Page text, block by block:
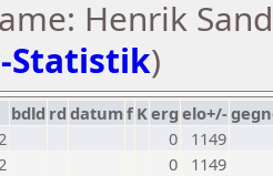
Henrik
Statistik)
bdld rd datumf Kerg elo+/-
0
1149
0
1149